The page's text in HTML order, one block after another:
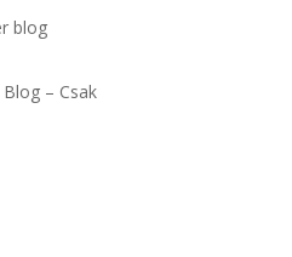
blog
– Csak